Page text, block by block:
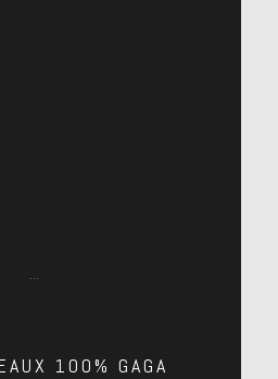
100% GAGA